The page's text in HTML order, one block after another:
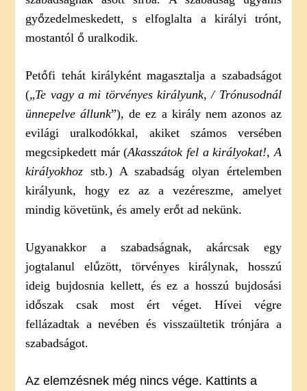
győzedelmeskedett, s elfoglalta a királyi trónt,
mostantól ő uralkodik.
Petőfi tehát királyként magasztalja a szabadságot
(„Te vagy a mi törvényes királyunk, / Trónusodnál
ünnepelve állunk”), de ez a király nem azonos az
evilági uralkodókkal, akiket számos versében
megcsipkedett már (Akasszátok fel a királyokat!, A
királyokhoz stb.) A szabadság olyan értelemben
királyunk, hogy ez az a vezéreszme, amelyet
mindig követünk, és amely erőt ad nekünk.
Ugyanakkor a szabadságnak, akárcsak egy
jogtalanul elűzött, törvényes királynak, hosszú
ideig bujdosnia kellett, és ez a hosszú bujdosási
időszak csak most ért véget. Hívei végre
fellázadtak a nevében és visszaültetik trónjára a
szabadságot.
Az elemzésnek még nincs vége. Kattints a